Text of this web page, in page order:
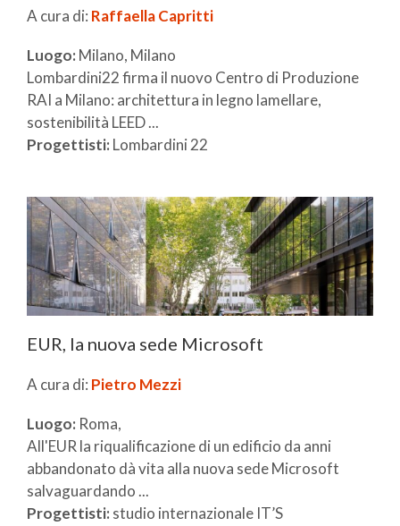
A cura di: Raffaella Capritti
Luogo: Milano, Milano
Lombardini22 firma il nuovo Centro di Produzione
RAI a Milano: architettura in legno lamellare,
sostenibilità LEED ...
Progettisti: Lombardini 22
EUR, la nuova sede Microsoft
A cura di: Pietro Mezzi
Luogo: Roma,
All'EUR la riqualificazione di un edificio da anni
abbandonato dà vita alla nuova sede Microsoft
salvaguardando ...
Progettisti: studio internazionale IT’S